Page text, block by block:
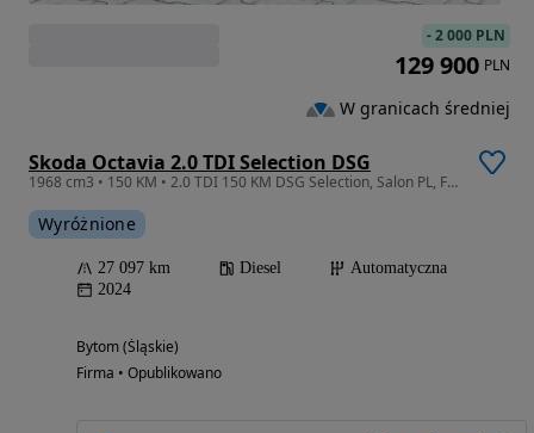
Skoda Octavia 2.0 TDI Selection DSG
1968 cm3 • 150 KM • 2.0 TDI 150 KM DSG Selection, Salon PL, FV23%, I właściciel!
Wyróżnione
27 097 km Diesel
Automatyczna
2024
Bytom (Śląskie)
Firma • Opublikowano
-2 000 PLN
129 900 PLN
W granicach średniej